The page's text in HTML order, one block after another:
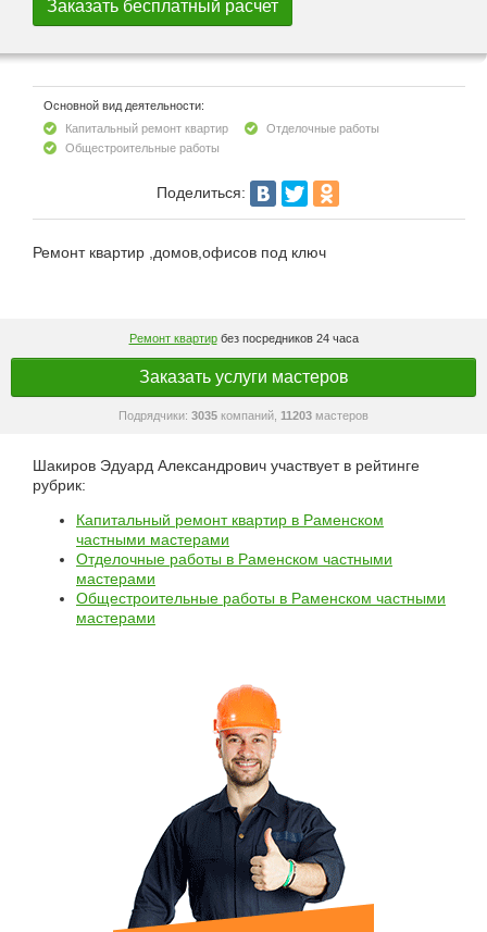
Основной вид деятельности:
Капитальный ремонт квартир
Отделочные работы
Общестроительные работы
Поделиться:
Ремонт квартир ,домов,офисов под ключ
Ремонт квартирбез посредников 24 часа
Заказать услуги мастеров
Подрядчики: 3035 компаний, 11203 мастеров
Шакиров Эдуард Александрович участвует в рейтинге
рубрик:
Капитальный ремонт квартир в Раменском
частными мастерами
Отделочные работы в Раменском частными
мастерами
Общестроительные работы в Раменском частными
мастерами